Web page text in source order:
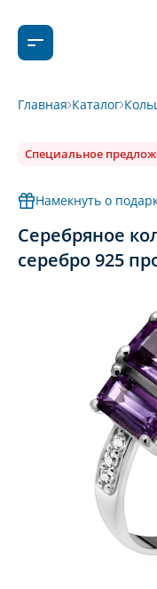
Главная Каталог
Специальное
Намекнуть о
Серебряное
серебро 925